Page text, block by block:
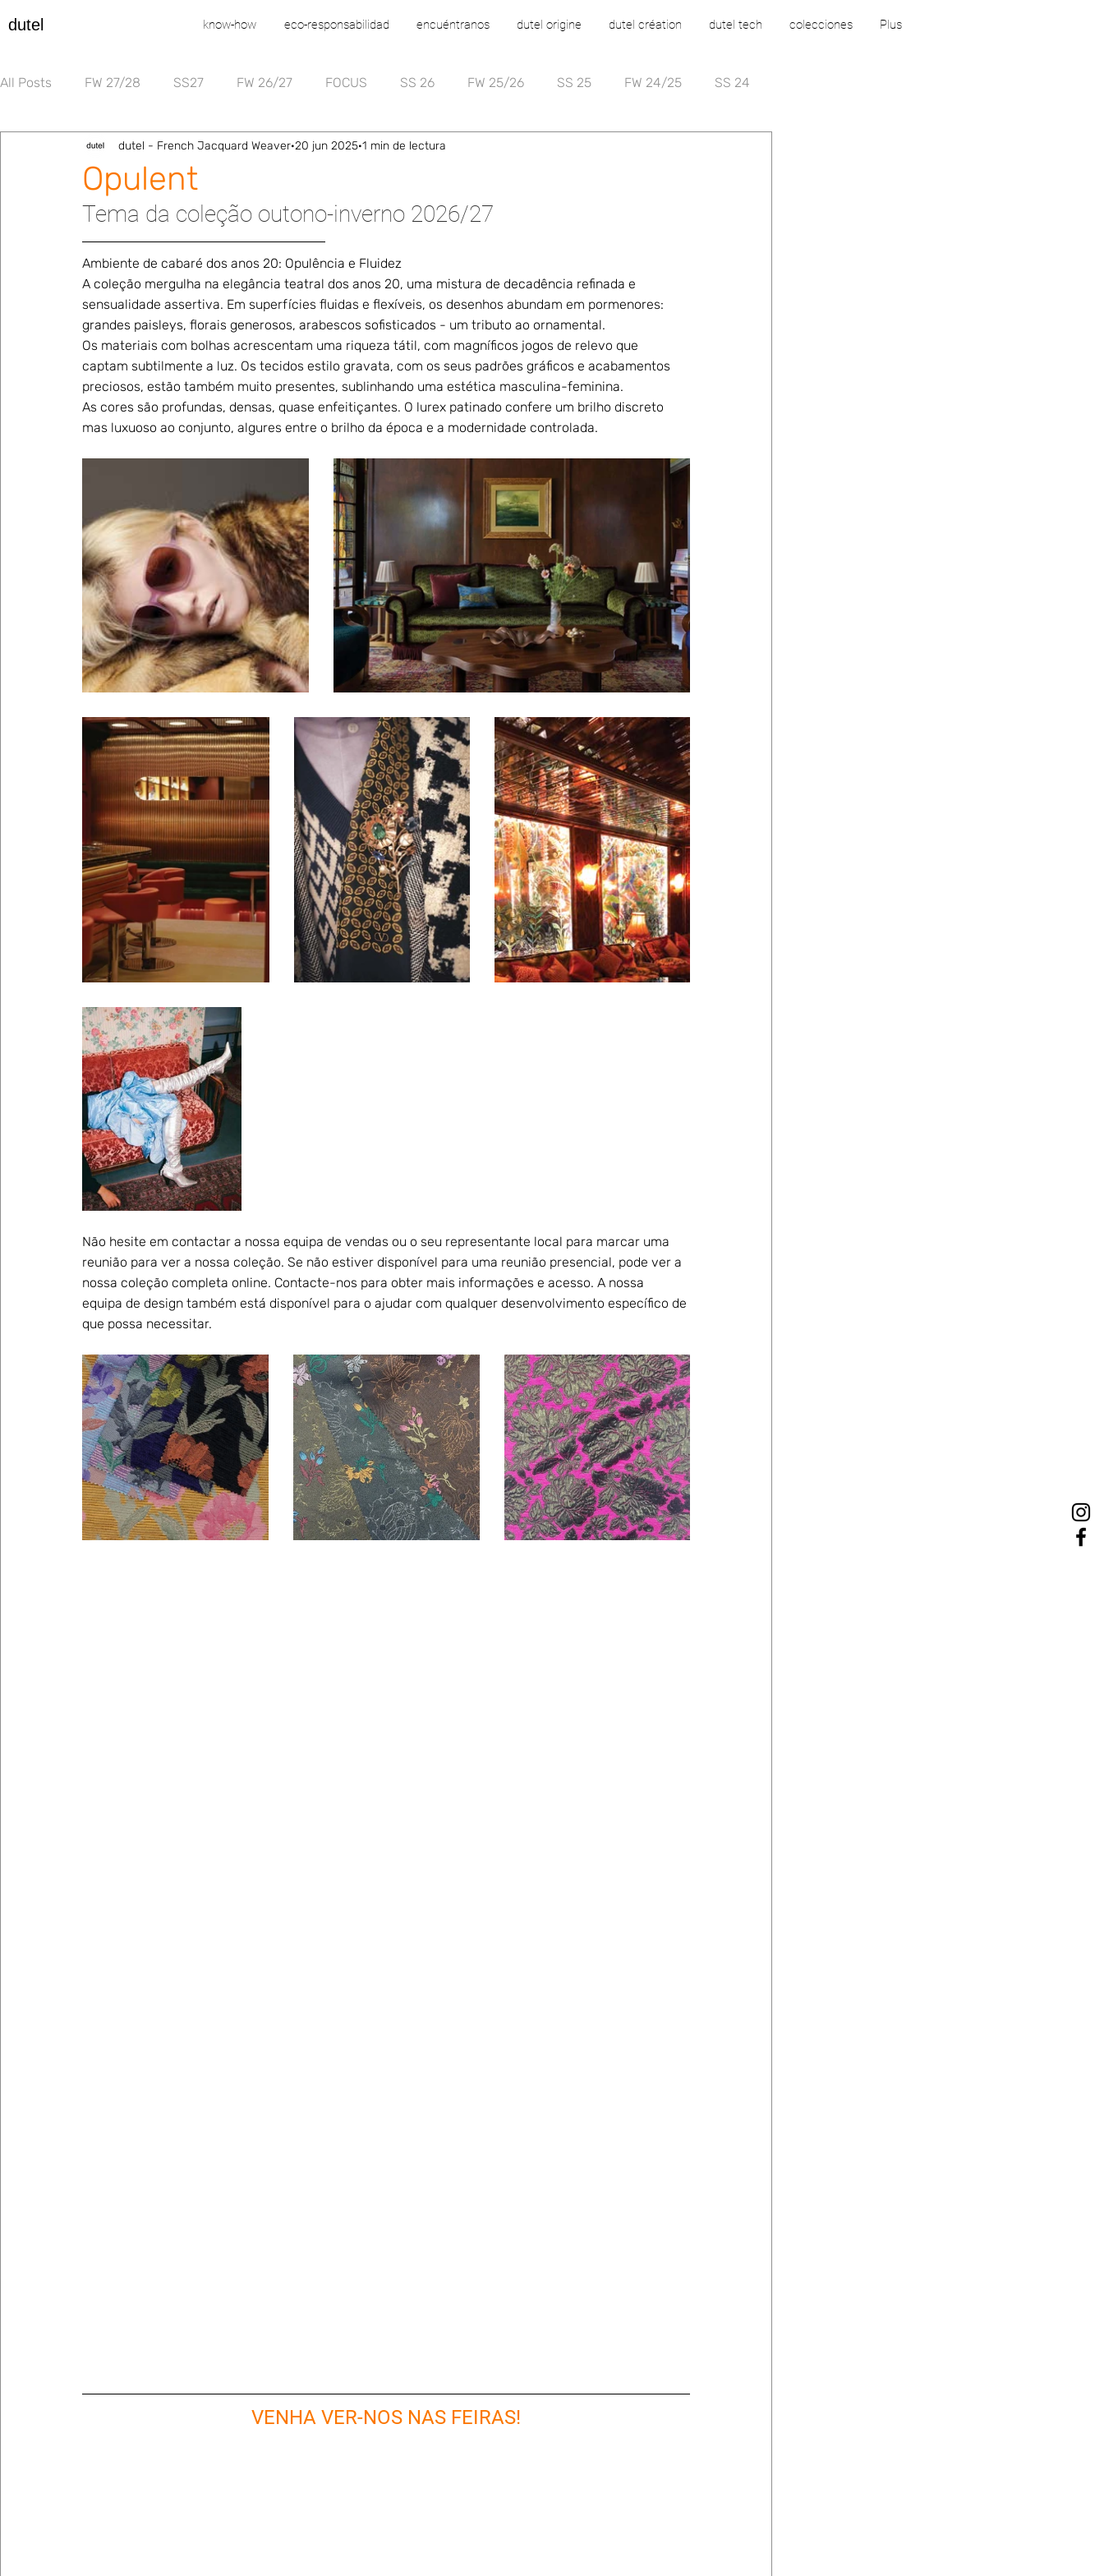
dutel know-how eco-responsabilidad encuéntranos dutel origine dutel création dutel tech colecciones Plus
All Posts FW 27/28 SS27 FW 26/27 FOCUS SS 26 FW 25/26 SS 25 FW 24/25 SS 24
Opulent
dutel - French Jacquard Weaver 20 jun 2025 1 min de lectura
Tema da coleção outono-inverno 2026/27
Ambiente de cabaré dos anos 20: Opulência e Fluidez
A coleção mergulha na elegância teatral dos anos 20, uma mistura de decadência refinada e
sensualidade assertiva. Em superfícies fluidas e flexíveis, os desenhos abundam em pormenores:
grandes paisleys, florais generosos, arabescos sofisticados - um tributo ao ornamental.
Os materiais com bolhas acrescentam uma riqueza tátil, com magníficos jogos de relevo que
captam subtilmente a luz. Os tecidos estilo gravata, com os seus padrões gráficos e acabamentos
preciosos, estão também muito presentes, sublinhando uma estética masculina-feminina.
As cores são profundas, densas, quase enfeitiçantes. O lurex patinado confere um brilho discreto
mas luxuoso ao conjunto, algures entre o brilho da época e a modernidade controlada.
Não hesite em contactar a nossa equipa de vendas ou o seu representante local para marcar uma
reunião para ver a nossa coleção. Se não estiver disponível para uma reunião presencial, pode ver a
nossa coleção completa online. Contacte-nos para obter mais informações e acesso. A nossa
equipa de design também está disponível para o ajudar com qualquer desenvolvimento específico de
que possa necessitar.
VENHA VER-NOS NAS FEIRAS!